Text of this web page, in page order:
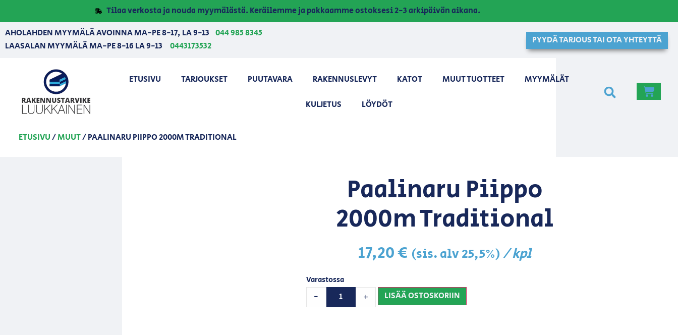
Tilaa verkosta ja nouda myymälästä. Keräilemme ja pakkaamme ostoksesi 2-3 arkipäivän aikana.
AHOLAHDEN MYYMÄLÄ AVOINNA MA-PE 8-17, LA 9-13 044 985 8345
LAASALAN MYYMÄLÄ MA-PE 8-16 LA 9-13
0443173532
PYYDÄ TARJOUS TAI OTA YHTEYTTÄ
ETUSIVU TARJOUKSET PUUTAVARA RAKENNUSLEVYT KATOT MUUT TUOTTEET MYYMÄLÄT
KULJETUS LÖYDÖT
ETUSIVU/MUUT/ PAALINARU PIIPPO 2000M TRADITIONAL
Paalinaru Piippo
2000m Traditional
17,20€ (sis. alv 25,5%)/ kpl
Varastossa
- + LISÄÄ OSTOSKORIIN